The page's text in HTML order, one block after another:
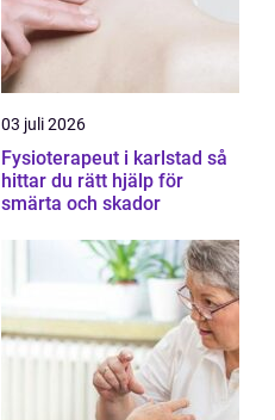
03 juli 2026
Fysioterapeut i karlstad så
hittar du rätt hjälp för
smärta och skador